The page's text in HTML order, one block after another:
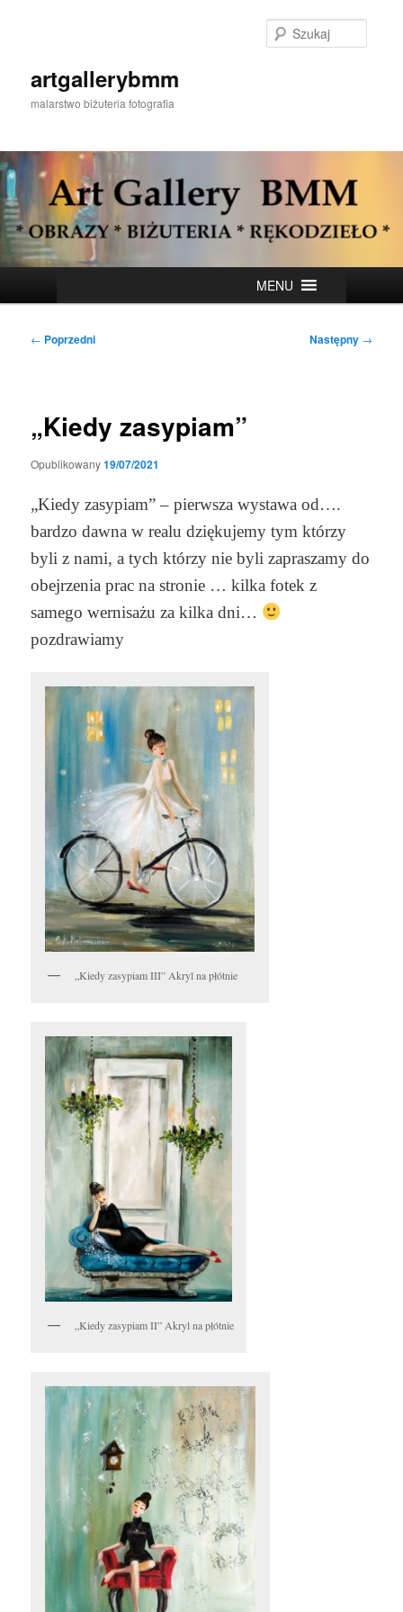
artgallerybmm
malarstwo biżuteria fotografia
MENU
Nawigacja
← Poprzedni Następny →
„Kiedy zasypiam”
Opublikowany19/07/2021
„Kiedy zasypiam” – pierwsza wystawa od….
bardzo dawna w realu dziękujemy tym którzy
byli z nami, a tych którzy nie byli zapraszamy do
obejrzenia prac na stronie … kilka fotek z
samego wernisażu za kilka dni…
pozdrawiamy
„Kiedy zasypiam III” Akryl na płótnie
„Kiedy zasypiam II” Akryl na płótnie